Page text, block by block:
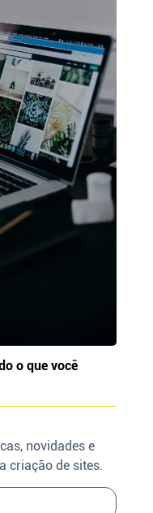
o que você
novidades e
criação de sites.